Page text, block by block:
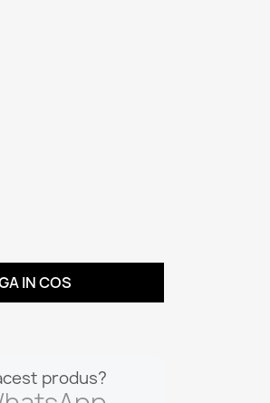
IN COS
produs?